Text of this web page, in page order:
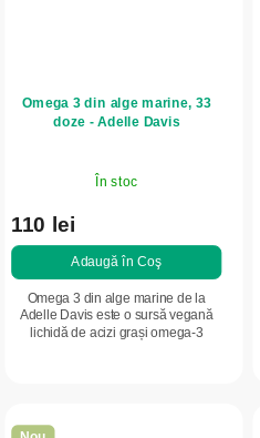
Omega 3 din alge marine, 33
doze - Adelle Davis
În stoc
110 lei
Adaugă în Coş
Omega 3 din alge marine de la
Adelle Davis este o sursă vegană
lichidă de acizi grași omega-3